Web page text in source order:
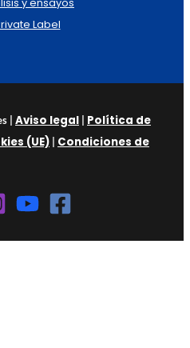
Label
| Aviso legal | Política de
(UE) | Condiciones de